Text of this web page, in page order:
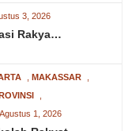
3, 2026
Rakya…
MAKASSAR
Agustus 1, 2026